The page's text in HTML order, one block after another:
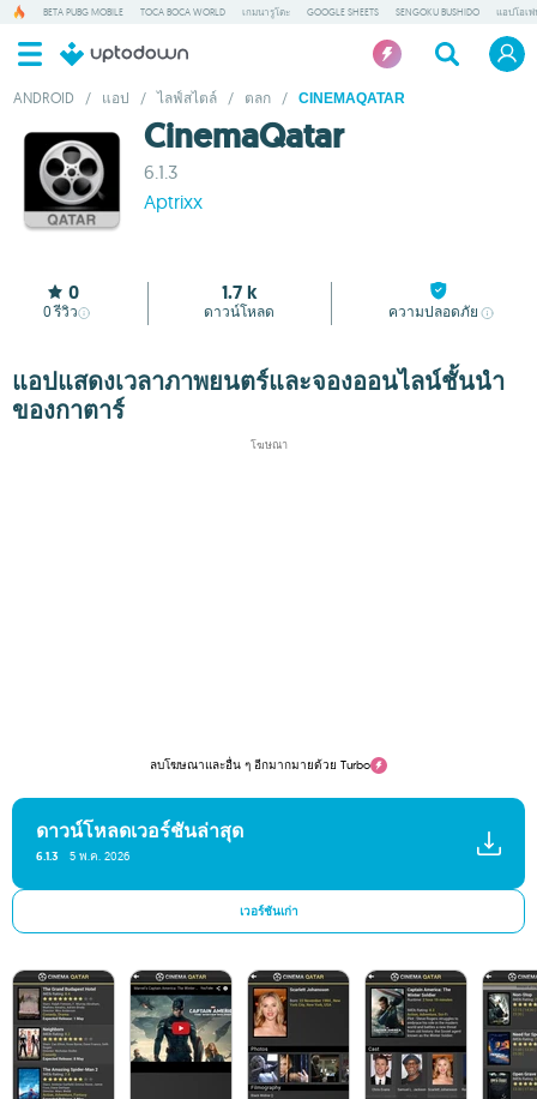
BETA PUBG MOBILE TOCA BOCA WORLD เกมนารูโตะ GOOGLE SHEETS SENGOKU BUSHIDO แอปโอเ
ANDROID / แอป / ไลฟ์สไตล์ / ตลก / CINEMAQATAR
CinemaQatar
6.1.3
Aptrixx
0
0รีวิว
1.7 k
ดาวน์โหลด ความปลอดภัย
แอปแสดงเวลาภาพยนตร์และจองออนไลน์ชั้นนำ
ของกาตาร์
โฆษณา
ลบโฆษณาและอื่น ๆ อีกมากมายด้วย Turbo
ดาวน์โหลดเวอร์ชันล่าสุด
6.1.3 5 พ.ค. 2026
เวอร์ชันเก่า